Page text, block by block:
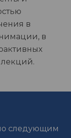
в
в
следующим